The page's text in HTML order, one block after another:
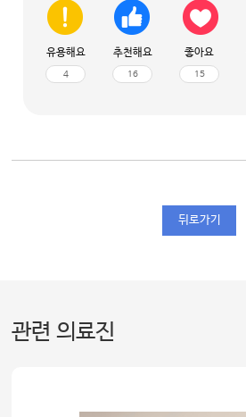
유용해요
4
추천해요
16
좋아요
15
뒤로가기
관련 의료진